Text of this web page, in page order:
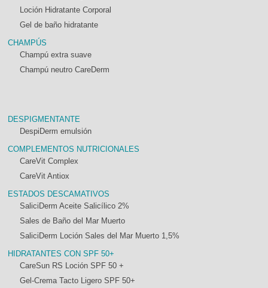
Loción Hidratante Corporal
Gel de baño hidratante
CHAMPÚS
Champú extra suave
Champú neutro CareDerm
DESPIGMENTANTE
DespiDerm emulsión
COMPLEMENTOS NUTRICIONALES
CareVit Complex
CareVit Antiox
ESTADOS DESCAMATIVOS
SaliciDerm Aceite Salicílico 2%
Sales de Baño del Mar Muerto
SaliciDerm Loción Sales del Mar Muerto 1,5%
HIDRATANTES CON SPF 50+
CareSun RS Loción SPF 50 +
Gel-Crema Tacto Ligero SPF 50+